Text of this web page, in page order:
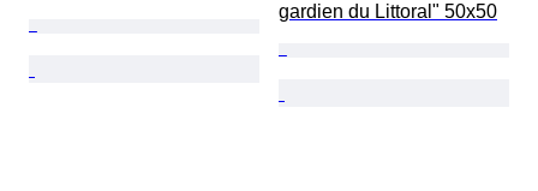
gardien du Littoral" 50x50